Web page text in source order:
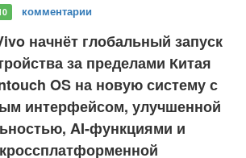
комментарии
начнёт глобальный запуск
за пределами Китая
OS на новую систему с
интерфейсом, улучшенной
AI-функциями и